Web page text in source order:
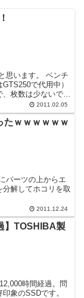
思います。 ベンチ
で代用中）
、枚数は少ないで
2011.02.05
たｗｗｗｗｗｗ
パーツの上からエ
解してホコリを取
2011.12.24
】TOSHIBA製
時間経過。問
象のSSDです。